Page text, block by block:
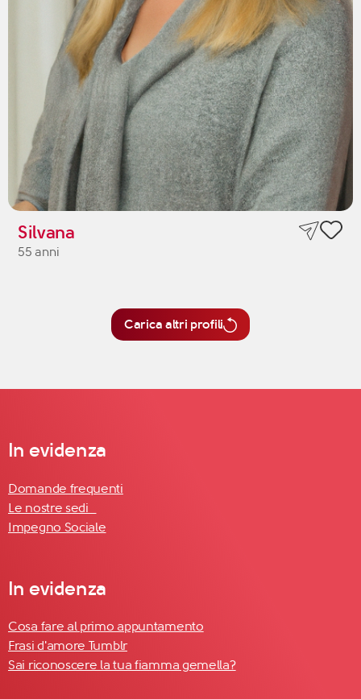
Silvana
55 anni
Carica altri profili
In evidenza
Domande frequenti
Le nostre sedi
Impegno Sociale
In evidenza
Cosa fare al primo appuntamento
Frasi d'amore Tumblr
Sai riconoscere la tua fiamma gemella?